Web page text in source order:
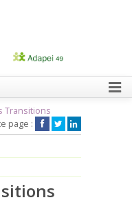
FAIRE UN DON
Transitions
page :